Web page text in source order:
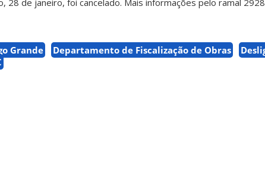
28 de janeiro, foi cancelado. Mais informações pelo ramal
Grande Departamento de Fiscalização de Obras